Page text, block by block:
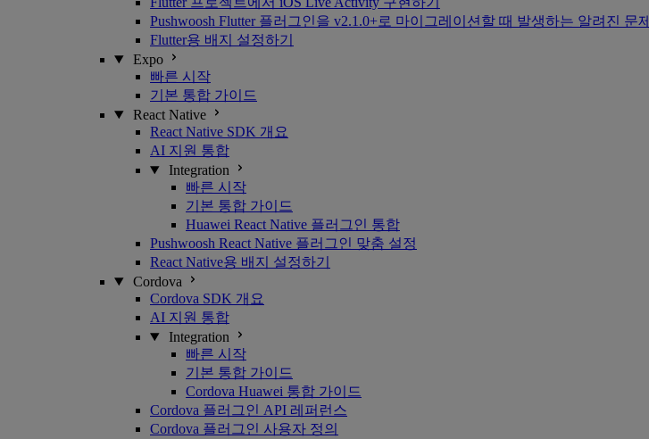
Pushwoosh Flutter 플러그인을 v2.1.0+로 마이그레이션할 때 발생하는 알려진 문제
Flutter용 배지 설정하기
Expo
빠른 시작
기본 통합 가이드
React Native
React Native SDK 개요
AI 지원 통합
Integration
빠른 시작
기본 통합 가이드
Huawei React Native 플러그인 통합
Pushwoosh React Native 플러그인 맞춤 설정
React Native용 배지 설정하기
Cordova
Cordova SDK 개요
AI 지원 통합
Integration
빠른 시작
기본 통합 가이드
Cordova Huawei 통합 가이드
Cordova 플러그인 API 레퍼런스
Cordova 플러그인 사용자 정의